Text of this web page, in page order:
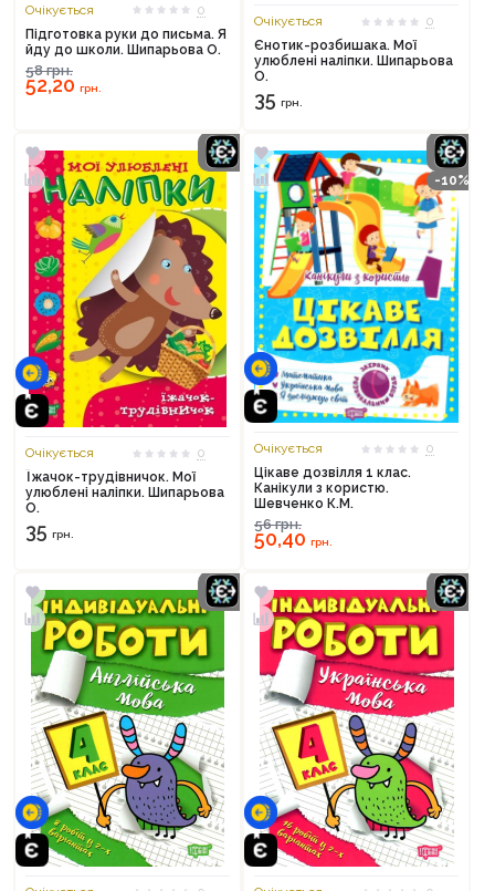
Очікується
0
Підготовка руки до письма. Я
йду до школи. Шипарьова О.
58грн.
52,20 грн.
Очікується
0
Єнотик-розбишака. Мої
улюблені наліпки. Шипарьова
О.
35 грн.
Очікується
0
Їжачок-трудівничок. Мої
улюблені наліпки. Шипарьова
О.
35 грн.
-10%
Очікується
0
Цікаве дозвілля 1 клас.
Канікули з користю.
Шевченко К.М.
56грн.
50,40 грн.